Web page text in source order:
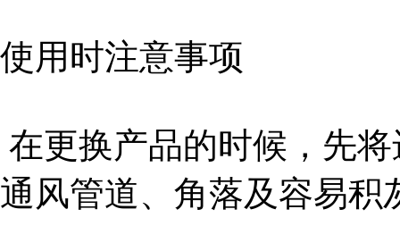
使用时注意事项
在更换产品的时候，先
通风管道、角落及容易积